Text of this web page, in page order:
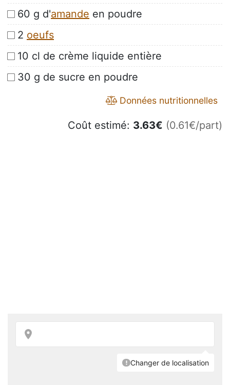
60 g d'amande en poudre
2 oeufs
10 cl de crème liquide entière
30 g de sucre en poudre
Données nutritionnelles
Coût estimé: 3.63€ (0.61€/part)